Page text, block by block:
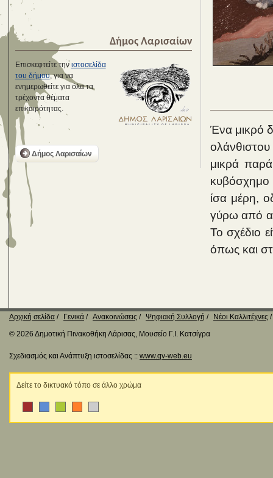
Δήμος Λαρισαίων
Επισκεφτείτε την ιστοσελίδα
του δήμου, για να
ενημερωθείτε για όλα τα
τρέχοντα θέματα
επικαιρότητας.
Δήμος Λαρισαίων
Ένα μικρό
μικρά
κυβόσχημο
ίσα μέρη,
γύρω από
Το σχέδιο
όπως και
Αρχική σελίδα Γενικά Ανακοινώσεις Ψηφιακή Συλλογή
Νέοι Καλλιτέχνες
© 2026 Δημοτική Πινακοθήκη Λάρισας, Μουσείο Γ.Ι. Κατσίγρα
Σχεδιασμός και Ανάπτυξη ιστοσελίδας :: www.qv-web.eu
Δείτε το δικτυακό τόπο σε άλλο χρώμα